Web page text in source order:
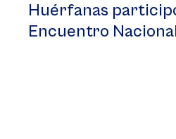
Huérfanas
Encuentro